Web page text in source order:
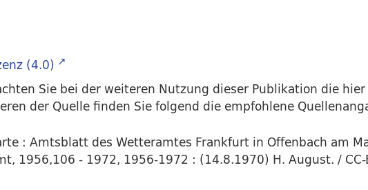
(4.0)
Sie bei der weiteren Nutzung dieser Publikation die
der Quelle finden Sie folgend die empfohlene
: Amtsblatt des Wetteramtes Frankfurt in Offenbach am
1956,106 - 1972, 1956-1972 : (14.8.1970) H. August. / CC-